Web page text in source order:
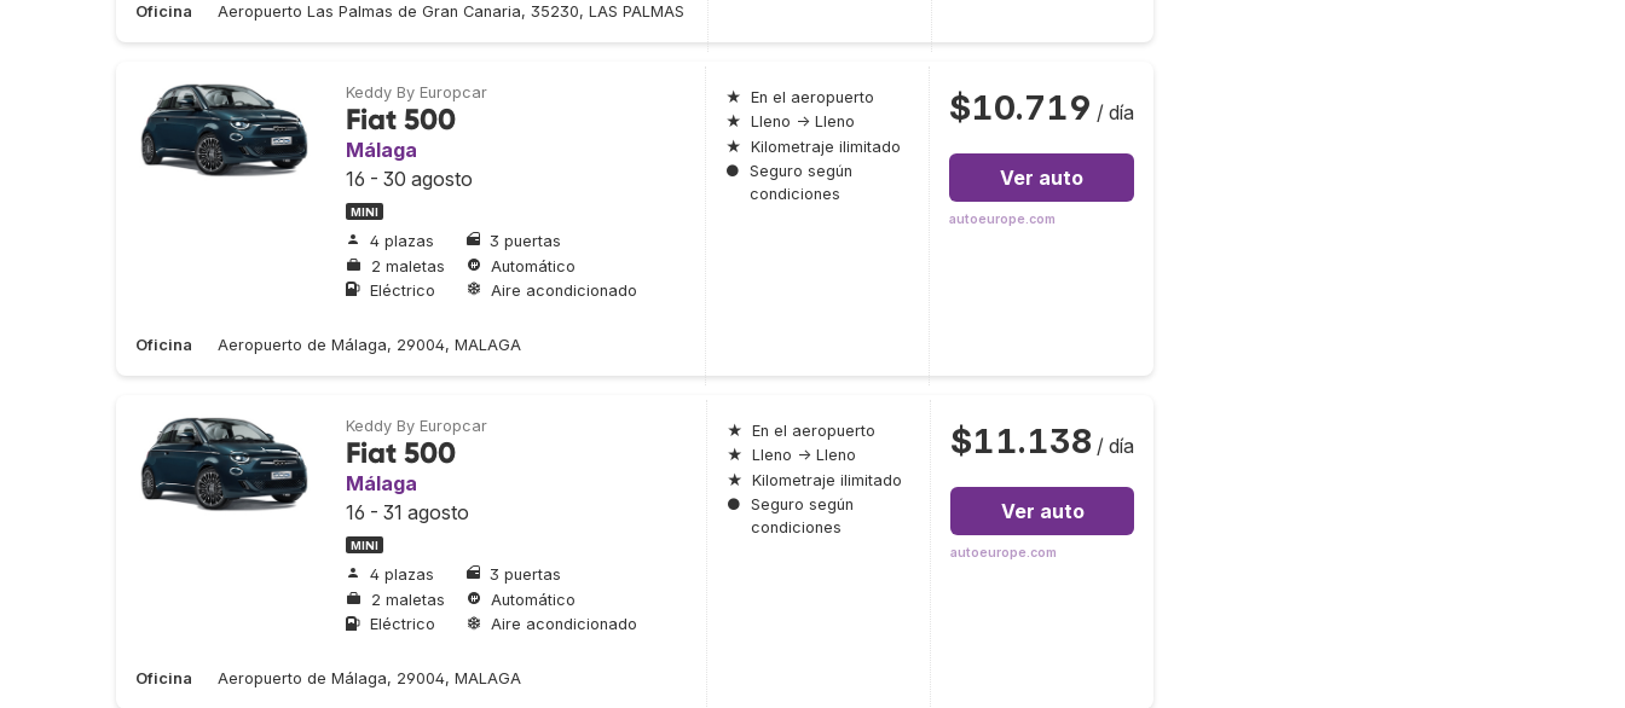
Oficina Aeropuerto Las Palmas de Gran Canaria, 35230, LAS PALMAS
Keddy By Europcar
Fiat 500
Málaga
16 - 30 agosto
MINI
4 plazas
3 puertas
2 maletas
Automático
Eléctrico
Aire acondicionado
Oficina Aeropuerto de Málaga, 29004, MALAGA
★ En el aeropuerto
★ Lleno → Lleno
★ Kilometraje ilimitado
● Seguro según
condiciones
$10.719 / día
Ver auto
autoeurope.com
Keddy By Europcar
Fiat 500
Málaga
16 - 31 agosto
MINI
4 plazas
3 puertas
2 maletas
Automático
Eléctrico
Aire acondicionado
Oficina Aeropuerto de Málaga, 29004, MALAGA
★ En el aeropuerto
★ Lleno → Lleno
★ Kilometraje ilimitado
● Seguro según
condiciones
$11.138 / día
Ver auto
autoeurope.com